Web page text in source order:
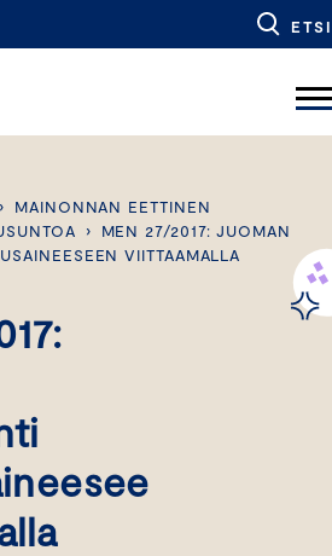
ETSI
›
MAINONNAN EETTINEN
›
MEN 27/2017: JUOMAN
VIITTAAMALLA